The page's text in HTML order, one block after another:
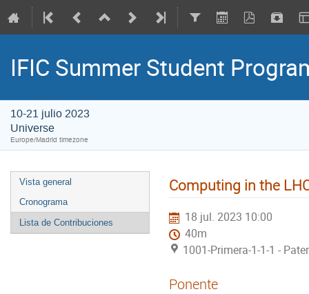
IFIC Summer Student
10-21 julio 2023
Universe
Europe/Madrid timezone
Vista general
Cronograma
Lista de Contribuciones
Computing in the
18 jul. 2023 10:00
40m
1001-Primera-1-1-1 -
Ponente